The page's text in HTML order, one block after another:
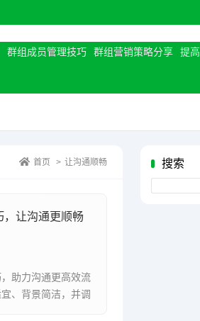
群组成员管理技巧 群组营销策略分享 提
搜索
首页 > 让沟通顺畅
，让沟通更顺畅
助力沟通更高效流
、背景简洁，并调